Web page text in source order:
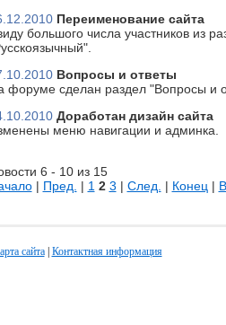
Переименование сайта
большого числа участников из
Вопросы и ответы
форуме сделан раздел "Вопросы и
Доработан дизайн сайта
меню навигации и админка.
6 - 10 из 15
| Пред. | 1 2 3 | След. | Конец |
сайта| Контактная информация